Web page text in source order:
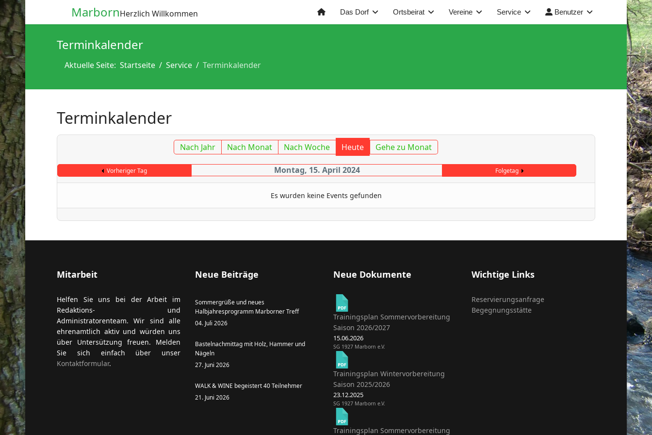
MarbornHerzlich Willkommen Das Dorf Ortsbeirat Vereine Service Benutzer
Terminkalender
Aktuelle Seite: Startseite Service Terminkalender
Terminkalender
Nach Jahr Nach Monat Nach Woche Heute Gehe zu Monat
Vorheriger Tag Montag, 15. April 2024 Folgetag
Es wurden keine Events gefunden
Mitarbeit
Helfen Sie uns bei der Arbeit im
Redaktions- und
Administratorenteam. Wir sind alle
ehrenamtlich aktiv und würden uns
über Untersützung freuen. Melden
Sie sich einfach über unser
Kontaktformular.
Neue Beiträge
Sommergrüße und neues
Halbjahresprogramm Marborner Treff
04. Juli 2026
Bastelnachmittag mit Holz, Hammer und
Nägeln
27. Juni 2026
WALK & WINE begeistert 40 Teilnehmer
21. Juni 2026
Neue Dokumente
Trainingsplan Sommervorbereitung
Saison 2026/2027
15.06.2026
SG 1927 Marborn e.V.
Trainingsplan Wintervorbereitung
Saison 2025/2026
23.12.2025
SG 1927 Marborn e.V.
Trainingsplan Sommervorbereitung
Wichtige Links
Reservierungsanfrage
Begegnungsstätte
anzeigen